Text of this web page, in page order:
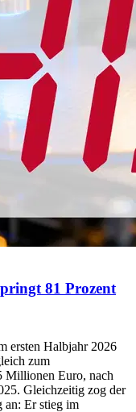
81 Prozent
ersten Halbjahr 2026
zum
Millionen Euro, nach
Gleichzeitig zog der
an: Er stieg im